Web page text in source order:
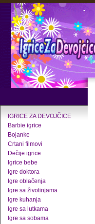
IGRICE ZA DEVOJČICE
Barbie igrice
Bojanke
Crtani filmovi
Dečije igrice
Igrice bebe
Igre doktora
Igre oblačenja
Igre sa životinjama
Igre kuhanja
Igre sa lutkama
Igre sa sobama